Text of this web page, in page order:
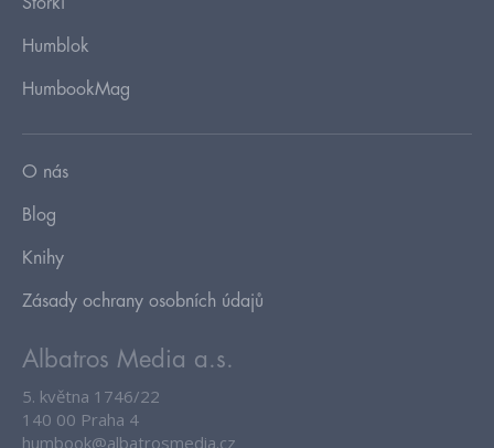
Humblok
HumbookMag
O nás
Blog
Knihy
Zásady ochrany osobních údajů
Albatros Media a.s.
5. května 1746/22
140 00 Praha 4
humbook@albatrosmedia.cz